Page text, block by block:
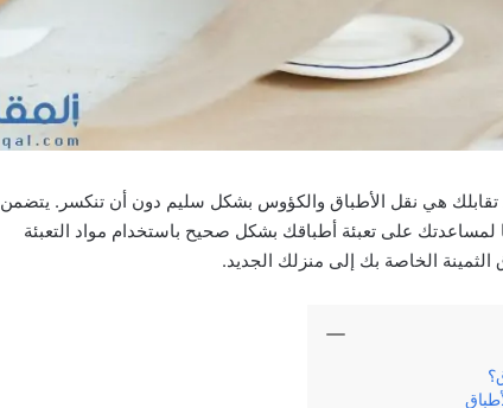
تقابلك هي نقل الأطباق والكؤوس بشكل سليم دون أن تنكسر. يتضمن
لمساعدتك على تعبئة أطباقك بشكل صحيح باستخدام مواد التعبئة
الخاصة بك إلى منزلك الجديد.